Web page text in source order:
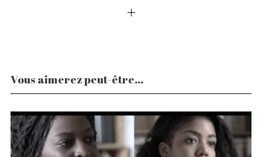
Vous aimerez peut-être...